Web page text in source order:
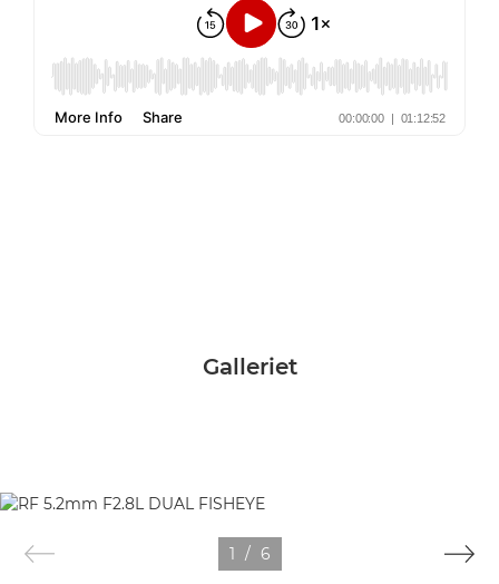
Galleriet
1 / 6